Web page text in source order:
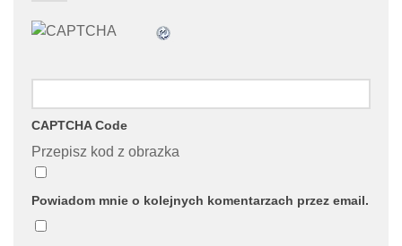
CAPTCHA Code
Przepisz kod z obrazka
Powiadom mnie o kolejnych komentarzach przez email.